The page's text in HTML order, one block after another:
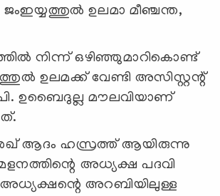
ഉലമാ മീഞ്ചന്ത,
നിന്ന് ഒഴിഞ്ഞുമാറികൊണ്ട്
ഉലമക്ക് വേണ്ടി അസിസ്റ്റന്റ്
ഉബൈദുല്ല മൗലവിയാണ്
ആദം ഹസ്രത്ത് ആയിരുന്നു
അധ്യക്ഷ പദവി
അധ്യക്ഷന്റെ അറബിയിലുള്ള